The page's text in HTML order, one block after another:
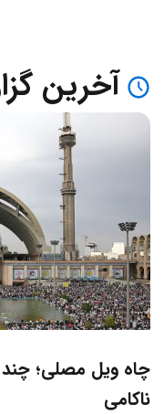
آخرین
چاه ویل مصلی؛
ناکامی